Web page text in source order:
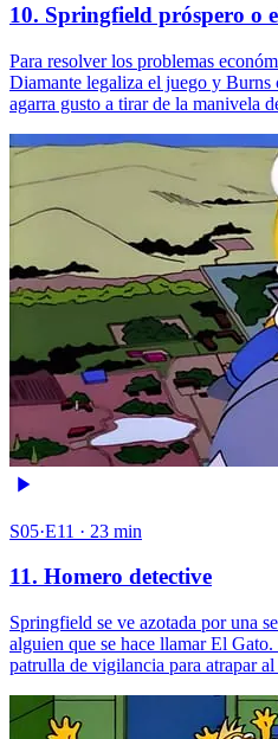
10. Springfield próspero o
Para resolver los problemas
Diamante legaliza el juego y Burns
agarra gusto a tirar de la manivela
S05·E11 · 23 min
11. Homero detective
Springfield se ve azotada por una
alguien que se hace llamar El
patrulla de vigilancia para atrapar